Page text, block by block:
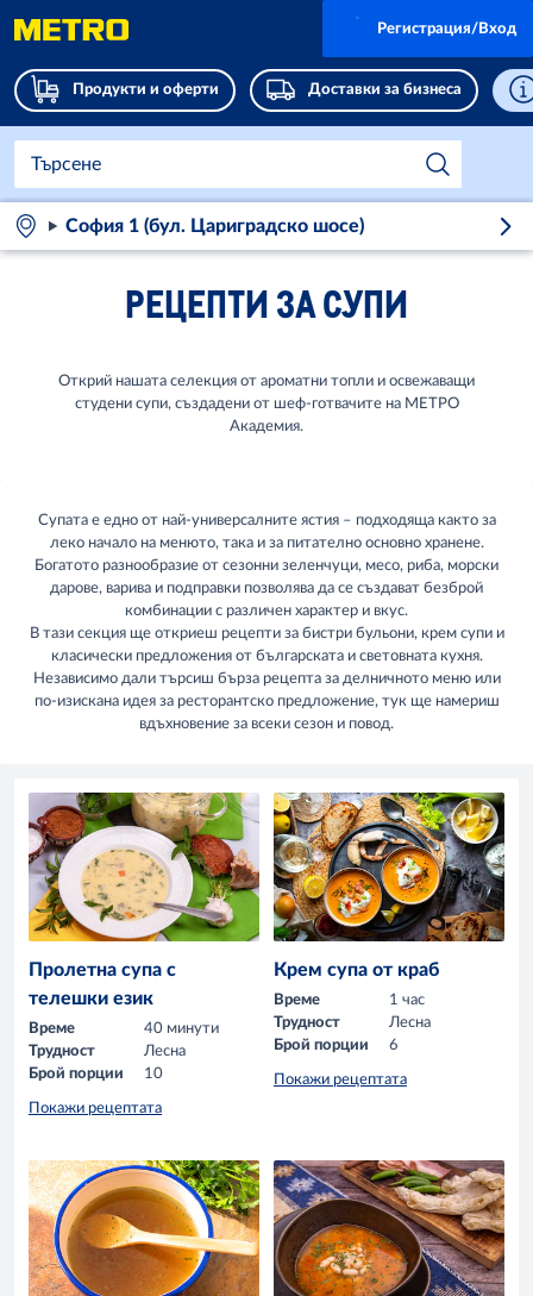
Продукти и оферти Доставки за бизнеса
Регистрация/Вход
София 1 (бул. Цариградско шосе)
РЕЦЕПТИ ЗА СУПИ
Открий нашата селекция от ароматни топли и освежаващи
студени супи, създадени от шеф-готвачите на МЕТРО
Академия.
Супата е едно от най-универсалните ястия – подходяща както за
леко начало на менюто, така и за питателно основно хранене.
Богатото разнообразие от сезонни зеленчуци, месо, риба, морски
дарове, варива и подправки позволява да се създават безброй
комбинации с различен характер и вкус.
В тази секция ще откриеш рецепти за бистри бульони, крем супи и
класически предложения от българската и световната кухня.
Независимо дали търсиш бърза рецепта за делничното меню или
по-изискана идея за ресторантско предложение, тук ще намериш
вдъхновение за всеки сезон и повод.
Пролетна супа с
телешки език
Време
40 минути
Трудност
Лесна
Брой порции
10
Покажи рецептата
Крем супа от краб
Време
1 час
Трудност
Лесна
Брой порции
6
Покажи рецептата